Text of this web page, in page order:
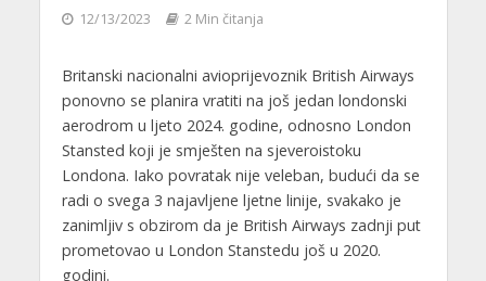
12/13/2023 2 Min čitanja
Britanski nacionalni avioprijevoznik British Airways
ponovno se planira vratiti na još jedan londonski
aerodrom u ljeto 2024. godine, odnosno London
Stansted koji je smješten na sjeveroistoku
Londona. Iako povratak nije veleban, budući da se
radi o svega 3 najavljene ljetne linije, svakako je
zanimljiv s obzirom da je British Airways zadnji put
prometovao u London Stanstedu još u 2020.
godini.